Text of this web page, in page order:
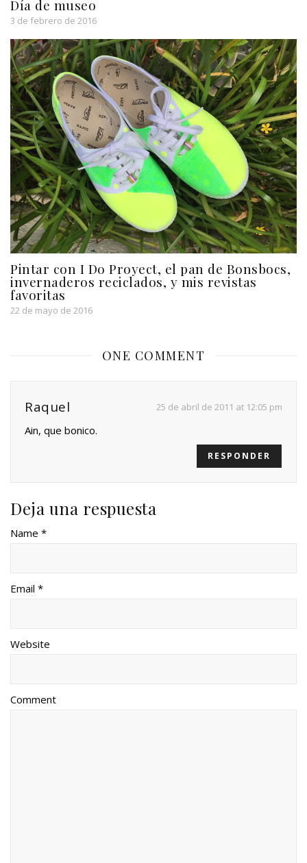
Día de museo
3 de febrero de 2016
Pintar con I Do Proyect, el pan de Bonsbocs,
invernaderos reciclados, y mis revistas
favoritas
22 de mayo de 2016
ONE COMMENT
Raquel 25 de abril de 2011 at 12:05 pm
Ain, que bonico.
RESPONDER
Deja una respuesta
Name *
Email *
Website
Comment